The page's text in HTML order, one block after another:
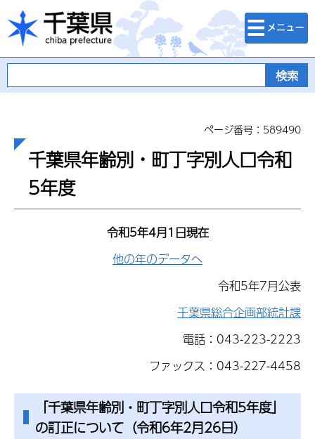
千葉県
検索・メニュ
ー
ページ番号：589490
千葉県年齢別・町丁字別人口令和
5年度
令和5年4月1日現在
他の年のデータへ
令和5年7月公表
千葉県総合企画部統計課
電話：043-223-2223
ファックス：043-227-4458
「千葉県年齢別・町丁字別人口令和5年度」
の訂正について（令和6年2月26日）